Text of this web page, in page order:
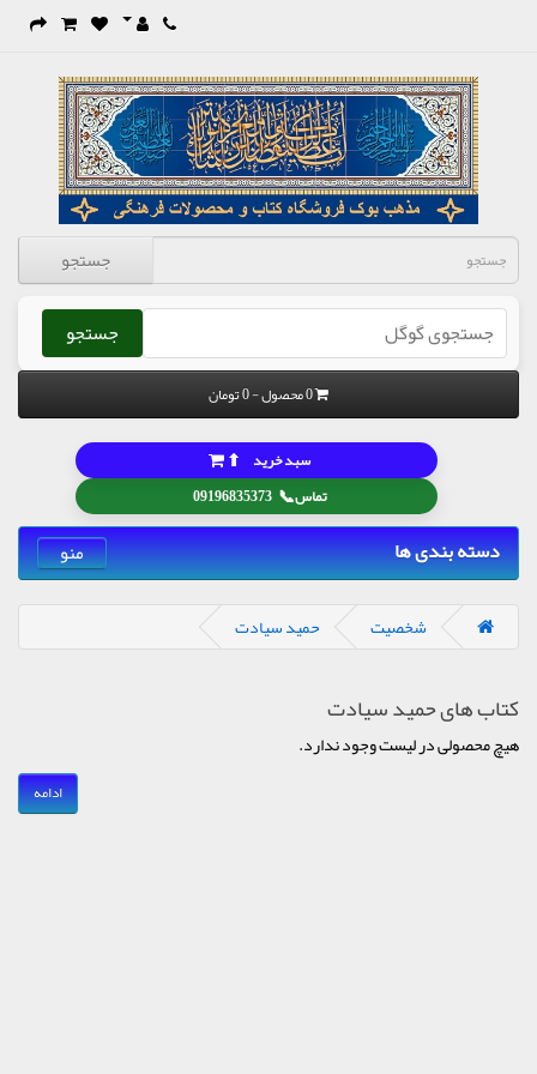
جستجو
جستجو
0 محصول - 0 تومان
تماس📞
09196835373
سبد خرید ⬆
دسته بندی ها منو
شخصیت حمید سیادت
کتاب های حمید سیادت
هیچ محصولی در لیست وجود ندارد.
ادامه